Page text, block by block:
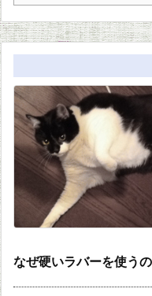
なぜ硬いラバーを使う